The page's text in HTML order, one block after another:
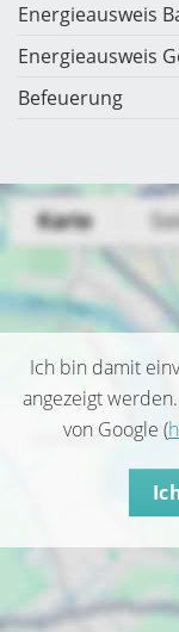
Energieausweis
Energieausweis
Befeuerung
Ich bin damit
angezeigt
von Google (